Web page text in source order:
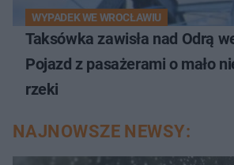
WYPADEK WE WROCŁAWIU
Taksówka zawisła nad Odrą
Pojazd z pasażerami o mało
rzeki
NAJNOWSZE NEWSY: